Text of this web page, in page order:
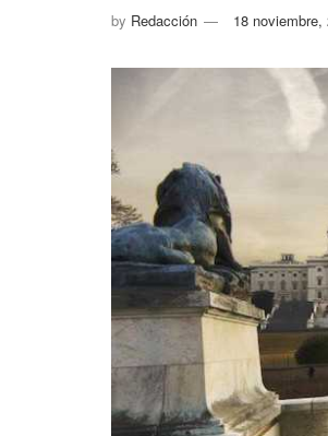
by Redacción 18